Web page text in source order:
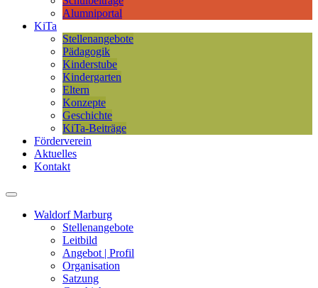
Alumniportal
KiTa
Stellenangebote
Pädagogik
Kinderstube
Kindergarten
Eltern
Konzepte
Geschichte
KiTa-Beiträge
Förderverein
Aktuelles
Kontakt
Waldorf Marburg
Stellenangebote
Leitbild
Angebot | Profil
Organisation
Satzung